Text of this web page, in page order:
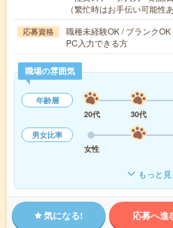
（繁忙時はお手伝い可能
応募資格
職種未経験OK / ブランク
PC入力できる方
職場の雰囲気
年齢層
20代
30代
男女比率
女性
もっと
気になる! 応募へ進